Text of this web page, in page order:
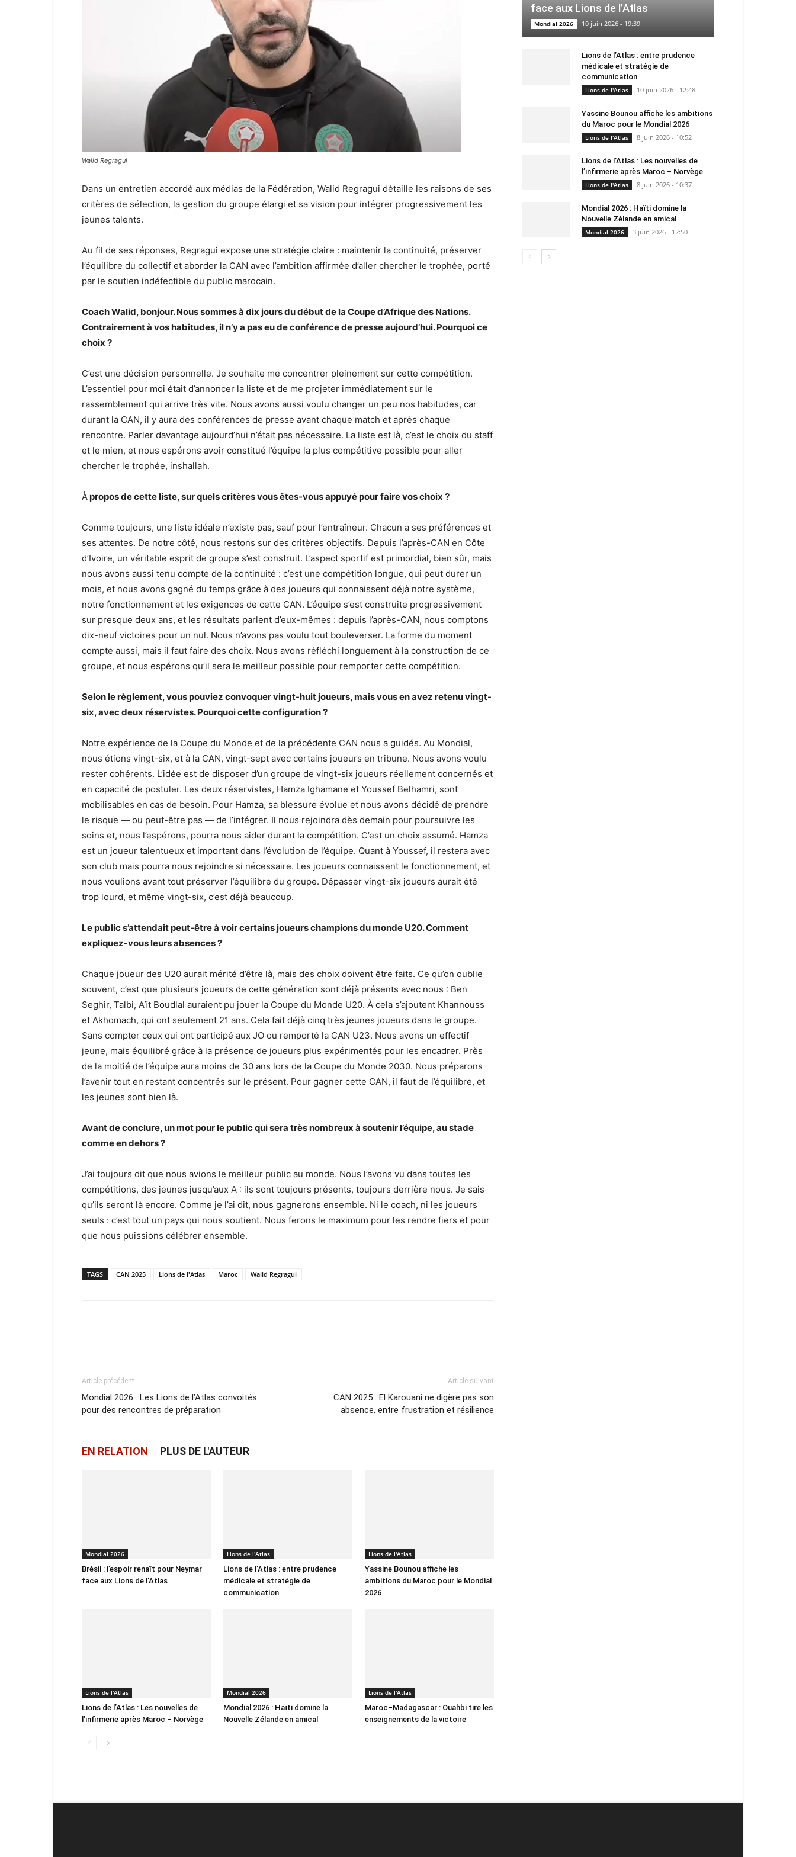
Walid Regragui
Dans un entretien accordé aux médias de la Fédération, Walid Regragui détaille les raisons de ses
critères de sélection, la gestion du groupe élargi et sa vision pour intégrer progressivement les
jeunes talents.
Au fil de ses réponses, Regragui expose une stratégie claire : maintenir la continuité, préserver
l’équilibre du collectif et aborder la CAN avec l’ambition affirmée d’aller chercher le trophée, porté
par le soutien indéfectible du public marocain.
Coach Walid, bonjour. Nous sommes à dix jours du début de la Coupe d’Afrique des Nations.
Contrairement à vos habitudes, il n’y a pas eu de conférence de presse aujourd’hui. Pourquoi ce
choix ?
C’est une décision personnelle. Je souhaite me concentrer pleinement sur cette compétition.
L’essentiel pour moi était d’annoncer la liste et de me projeter immédiatement sur le
rassemblement qui arrive très vite. Nous avons aussi voulu changer un peu nos habitudes, car
durant la CAN, il y aura des conférences de presse avant chaque match et après chaque
rencontre. Parler davantage aujourd’hui n’était pas nécessaire. La liste est là, c’est le choix du staff
et le mien, et nous espérons avoir constitué l’équipe la plus compétitive possible pour aller
chercher le trophée, inshallah.
Àpropos de cette liste, sur quels critères vous êtes-vous appuyé pour faire vos choix ?
Comme toujours, une liste idéale n’existe pas, sauf pour l’entraîneur. Chacun a ses préférences et
ses attentes. De notre côté, nous restons sur des critères objectifs. Depuis l’après-CAN en Côte
d’Ivoire, un véritable esprit de groupe s’est construit. L’aspect sportif est primordial, bien sûr, mais
nous avons aussi tenu compte de la continuité : c’est une compétition longue, qui peut durer un
mois, et nous avons gagné du temps grâce à des joueurs qui connaissent déjà notre système,
notre fonctionnement et les exigences de cette CAN. L’équipe s’est construite progressivement
sur presque deux ans, et les résultats parlent d’eux-mêmes : depuis l’après-CAN, nous comptons
dix-neuf victoires pour un nul. Nous n’avons pas voulu tout bouleverser. La forme du moment
compte aussi, mais il faut faire des choix. Nous avons réfléchi longuement à la construction de ce
groupe, et nous espérons qu’il sera le meilleur possible pour remporter cette compétition.
Selon le règlement, vous pouviez convoquer vingt-huit joueurs, mais vous en avez retenu vingt-
six, avec deux réservistes. Pourquoi cette configuration ?
Notre expérience de la Coupe du Monde et de la précédente CAN nous a guidés. Au Mondial,
nous étions vingt-six, et à la CAN, vingt-sept avec certains joueurs en tribune. Nous avons voulu
rester cohérents. L’idée est de disposer d’un groupe de vingt-six joueurs réellement concernés et
en capacité de postuler. Les deux réservistes, Hamza Ighamane et Youssef Belhamri, sont
mobilisables en cas de besoin. Pour Hamza, sa blessure évolue et nous avons décidé de prendre
le risque — ou peut-être pas — de l’intégrer. Il nous rejoindra dès demain pour poursuivre les
soins et, nous l’espérons, pourra nous aider durant la compétition. C’est un choix assumé. Hamza
est un joueur talentueux et important dans l’évolution de l’équipe. Quant à Youssef, il restera avec
son club mais pourra nous rejoindre si nécessaire. Les joueurs connaissent le fonctionnement, et
nous voulions avant tout préserver l’équilibre du groupe. Dépasser vingt-six joueurs aurait été
trop lourd, et même vingt-six, c’est déjà beaucoup.
Le public s’attendait peut-être à voir certains joueurs champions du monde U20. Comment
expliquez-vous leurs absences ?
Chaque joueur des U20 aurait mérité d’être là, mais des choix doivent être faits. Ce qu’on oublie
souvent, c’est que plusieurs joueurs de cette génération sont déjà présents avec nous : Ben
Seghir, Talbi, Aït Boudlal auraient pu jouer la Coupe du Monde U20. À cela s’ajoutent Khannouss
et Akhomach, qui ont seulement 21 ans. Cela fait déjà cinq très jeunes joueurs dans le groupe.
Sans compter ceux qui ont participé aux JO ou remporté la CAN U23. Nous avons un effectif
jeune, mais équilibré grâce à la présence de joueurs plus expérimentés pour les encadrer. Près
de la moitié de l’équipe aura moins de 30 ans lors de la Coupe du Monde 2030. Nous préparons
l’avenir tout en restant concentrés sur le présent. Pour gagner cette CAN, il faut de l’équilibre, et
les jeunes sont bien là.
Avant de conclure, un mot pour le public qui sera très nombreux à soutenir l’équipe, au stade
comme en dehors ?
J’ai toujours dit que nous avions le meilleur public au monde. Nous l’avons vu dans toutes les
compétitions, des jeunes jusqu’aux A : ils sont toujours présents, toujours derrière nous. Je sais
qu’ils seront là encore. Comme je l’ai dit, nous gagnerons ensemble. Ni le coach, ni les joueurs
seuls : c’est tout un pays qui nous soutient. Nous ferons le maximum pour les rendre fiers et pour
que nous puissions célébrer ensemble.
TAGS CAN 2025 Lions de l'Atlas Maroc Walid Regragui
Article précédent
Mondial 2026 : Les Lions de l’Atlas convoités
pour des rencontres de préparation
Article suivant
CAN 2025 : El Karouani ne digère pas son
absence, entre frustration et résilience
EN RELATION PLUS DE L'AUTEUR
Mondial 2026
Brésil : l’espoir renaît pour Neymar
face aux Lions de l’Atlas
Lions de l'Atlas
Lions de l’Atlas : entre prudence
médicale et stratégie de
communication
Lions de l'Atlas
Yassine Bounou affiche les
ambitions du Maroc pour le Mondial
2026
Lions de l'Atlas
Lions de l’Atlas : Les nouvelles de
l’infirmerie après Maroc – Norvège
Mondial 2026
Mondial 2026 : Haïti domine la
Nouvelle Zélande en amical
Lions de l'Atlas
Maroc–Madagascar : Ouahbi tire les
enseignements de la victoire
face aux Lions de l’Atlas
Mondial 2026 10 juin 2026 - 19:39
Lions de l’Atlas : entre prudence
médicale et stratégie de
communication
Lions de l'Atlas 10 juin 2026 - 12:48
Yassine Bounou affiche les ambitions
du Maroc pour le Mondial 2026
Lions de l'Atlas 8 juin 2026 - 10:52
Lions de l’Atlas : Les nouvelles de
l’infirmerie après Maroc – Norvège
Lions de l'Atlas 8 juin 2026 - 10:37
Mondial 2026 : Haïti domine la
Nouvelle Zélande en amical
Mondial 2026 3 juin 2026 - 12:50